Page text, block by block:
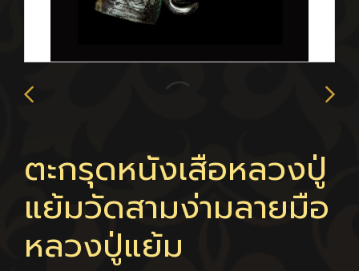
ตะกรุดหนังเสือหลวงปู่
แย้มวัดสามง่ามลายมือ
หลวงปู่แย้ม